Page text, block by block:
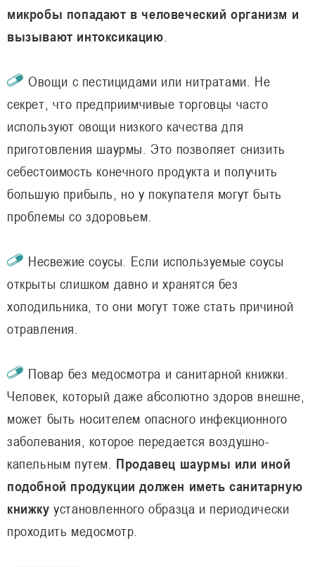
микробы попадают в человеческий организм и
вызывают интоксикацию
Овощи с пестицидами или нитратами. Не
секрет, что предприимчивые торговцы часто
используют овощи низкого качества для
приготовления шаурмы. Это позволяет снизить
себестоимость конечного продукта и получить
большую прибыль, но у покупателя могут быть
проблемы со здоровьем.
Несвежие соусы. Если используемые соусы
открыты слишком давно и хранятся без
холодильника, то они могут тоже стать причиной
отравления.
Повар без медосмотра и санитарной книжки.
Человек, который даже абсолютно здоров внешне,
может быть носителем опасного инфекционного
заболевания, которое передается воздушно-
капельным путем. Продавец шаурмы или иной
подобной продукции должен иметь санитарную
книжку установленного образца и периодически
проходить медосмотр.